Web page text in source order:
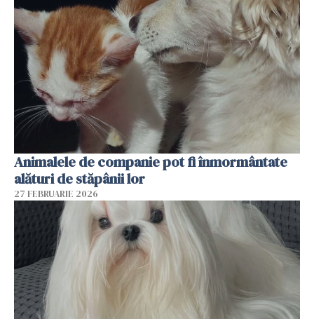
Animalele de companie pot fi înmormântate
alături de stăpânii lor
27 FEBRUARIE 2026